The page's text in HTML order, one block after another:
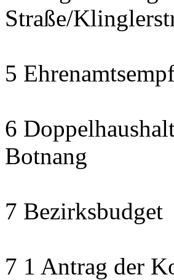
Straße/
5
6
Botnang
7 Bezirksbudget
7 1 Antrag der